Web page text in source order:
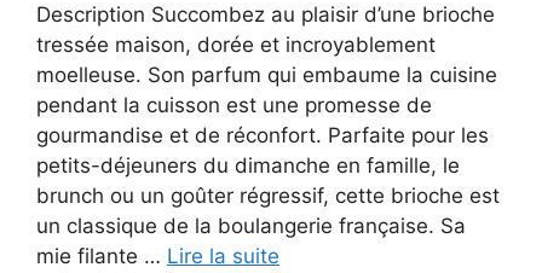
Description Succombez au plaisir d’une brioche
tressée maison, dorée et incroyablement
moelleuse. Son parfum qui embaume la cuisine
pendant la cuisson est une promesse de
gourmandise et de réconfort. Parfaite pour les
petits-déjeuners du dimanche en famille, le
brunch ou un goûter régressif, cette brioche est
un classique de la boulangerie française. Sa
mie filante … Lire la suite